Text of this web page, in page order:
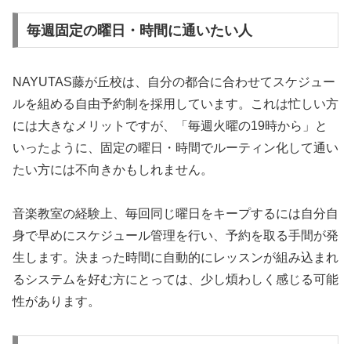
毎週固定の曜日・時間に通いたい人
NAYUTAS藤が丘校は、自分の都合に合わせてスケジュー
ルを組める自由予約制を採用しています。これは忙しい方
には大きなメリットですが、「毎週火曜の19時から」と
いったように、固定の曜日・時間でルーティン化して通い
たい方には不向きかもしれません。
音楽教室の経験上、毎回同じ曜日をキープするには自分自
身で早めにスケジュール管理を行い、予約を取る手間が発
生します。決まった時間に自動的にレッスンが組み込まれ
るシステムを好む方にとっては、少し煩わしく感じる可能
性があります。